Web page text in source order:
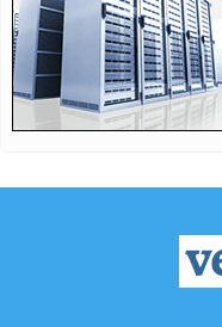
izv...
08:15:Deseta
rokenrola
08:14:Deo Limana,
snabdevanje...
Istorijska